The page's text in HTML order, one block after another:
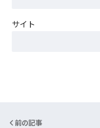
サイト
前の記事